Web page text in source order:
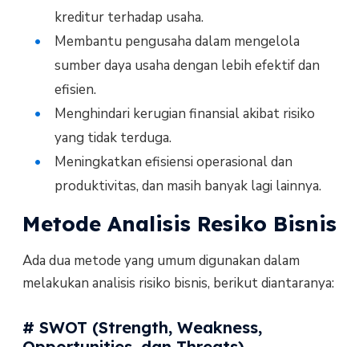
kreditur terhadap usaha.
Membantu pengusaha dalam mengelola
sumber daya usaha dengan lebih efektif dan
efisien.
Menghindari kerugian finansial akibat risiko
yang tidak terduga.
Meningkatkan efisiensi operasional dan
produktivitas, dan masih banyak lagi lainnya.
Metode Analisis Resiko Bisnis
Ada dua metode yang umum digunakan dalam
melakukan analisis risiko bisnis, berikut diantaranya:
# SWOT (Strength, Weakness,